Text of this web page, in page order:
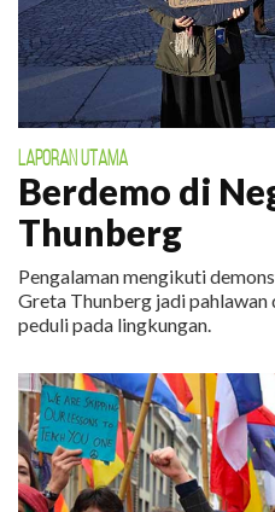
LAPORAN UTAMA
Berdemo di
Thunberg
Pengalaman mengikuti
Greta Thunberg jadi pahlawan
peduli pada lingkungan.